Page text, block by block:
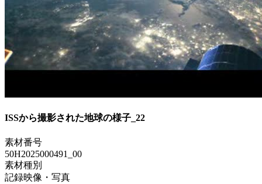
ISSから撮影された地球の様子_22
素材番号
50H2025000491_00
素材種別
記録映像・写真